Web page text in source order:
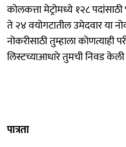
कोलकत्ता मेट्रोमध्ये १२८
ते २४ वयोगटातील उमेदवार या
नोकरीसाठी तुम्हाला कोणत्याही
लिस्टच्याआधारे तुमची निवड
पात्रता